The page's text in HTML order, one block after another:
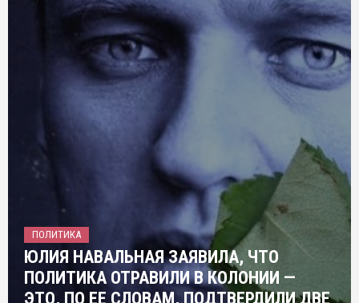
ПОЛИТИКА
ЮЛИЯ НАВАЛЬНАЯ ЗАЯВИЛА, ЧТО
ПОЛИТИКА ОТРАВИЛИ В КОЛОНИИ —
ЭТО, ПО ЕЕ СЛОВАМ, ПОДТВЕРДИЛИ ДВЕ